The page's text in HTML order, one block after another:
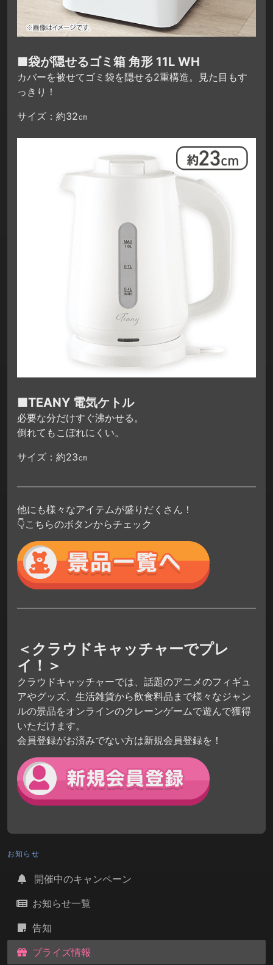
■袋が隠せるゴミ箱 角形 11L WH
カバーを被せてゴミ袋を隠せる2重構造。見た目もす
っきり！
サイズ：約32㎝
■TEANY 電気ケトル
必要な分だけすぐ沸かせる。
倒れてもこぼれにくい。
サイズ：約23㎝
他にも様々なアイテムが盛りだくさん！
👇こちらのボタンからチェック
＜クラウドキャッチャーでプレ
イ！＞
クラウドキャッチャーでは、話題のアニメのフィギュ
アやグッズ、生活雑貨から飲食料品まで様々なジャン
ルの景品をオンラインのクレーンゲームで遊んで獲得
いただけます。
会員登録がお済みでない方は新規会員登録を！
お知らせ
開催中のキャンペーン
お知らせ一覧
告知
プライズ情報